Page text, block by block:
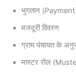
भुगतान
मजदूरी विवरण
ग्राम पंचायत के
मास्टर रोल